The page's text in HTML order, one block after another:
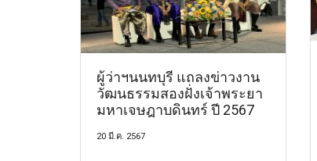
ผู้ว่าฯนนทบุรี แถลงข่าวงาน
วัฒนธรรมสองฝั่งเจ้าพระยา
มหาเจษฎาบดินทร์ ปี 2567
20 มี.ค. 2567